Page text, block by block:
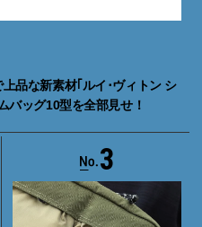
品な新素材｢ルイ･ヴィトン シ
バッグ10型を全部見せ！
3